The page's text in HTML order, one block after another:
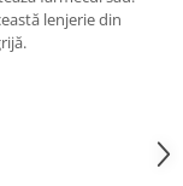
lenjerie din